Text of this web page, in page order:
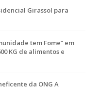
Girassol para
tem Fome” em
KG de alimentos e
da ONG A